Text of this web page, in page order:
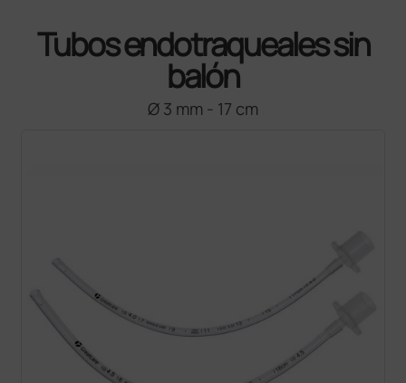
Tubos endotraqueales sin
balón
Ø 3 mm - 17 cm